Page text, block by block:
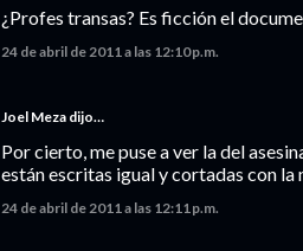
¿Profes transas? Es ficción el
24 de abril de 2011 a las 12:10 p.m.
Joel Meza dijo…
Por cierto, me puse a ver la del
están escritas igual y cortadas con
24 de abril de 2011 a las 12:11 p.m.